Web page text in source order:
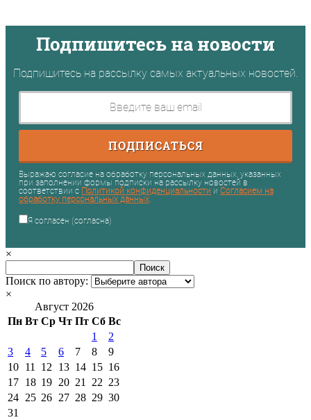
Подпишитесь на новости
Подпишитесь на рассылку самых актуальных новостей.
ПОДПИСАТЬСЯ
Выражаю согласие на обработку персональных данных, указанных
при заполнении формы подписки на рассылку новостей в
соответствии с Политикой конфиденциальности и Согласием на
обработку персональных данных.
Я согласен (согласна)
×
Поиск по автору:
×
Август 2026
Пн Вт Ср Чт Пт Сб Вс
1
2
3
4 5 6 7 8
9
10 11 12 13 14 15 16
17 18 19 20 21 22 23
24 25 26 27 28 29 30
31